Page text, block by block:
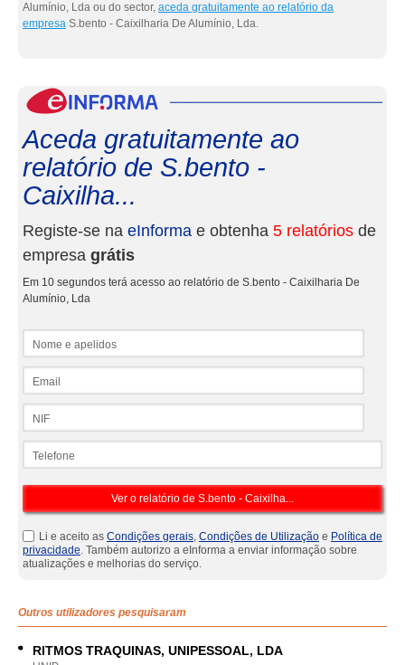
Alumínio, Lda ou do sector, aceda gratuitamente ao relatório da
empresa S.bento - Caixilharia De Alumínio, Lda.
Aceda gratuitamente ao
relatório de S.bento -
Caixilha...
Registe-se na eInforma e obtenha 5 relatórios de
empresa grátis
Em 10 segundos terá acesso ao relatório de S.bento - Caixilharia De
Alumínio, Lda
Li e aceito as Condições gerais, Condições de Utilização e Política de
privacidade. Também autorizo a eInforma a enviar informação sobre
atualizações e melhorias do serviço.
Outros utilizadores pesquisaram
RITMOS TRAQUINAS, UNIPESSOAL, LDA